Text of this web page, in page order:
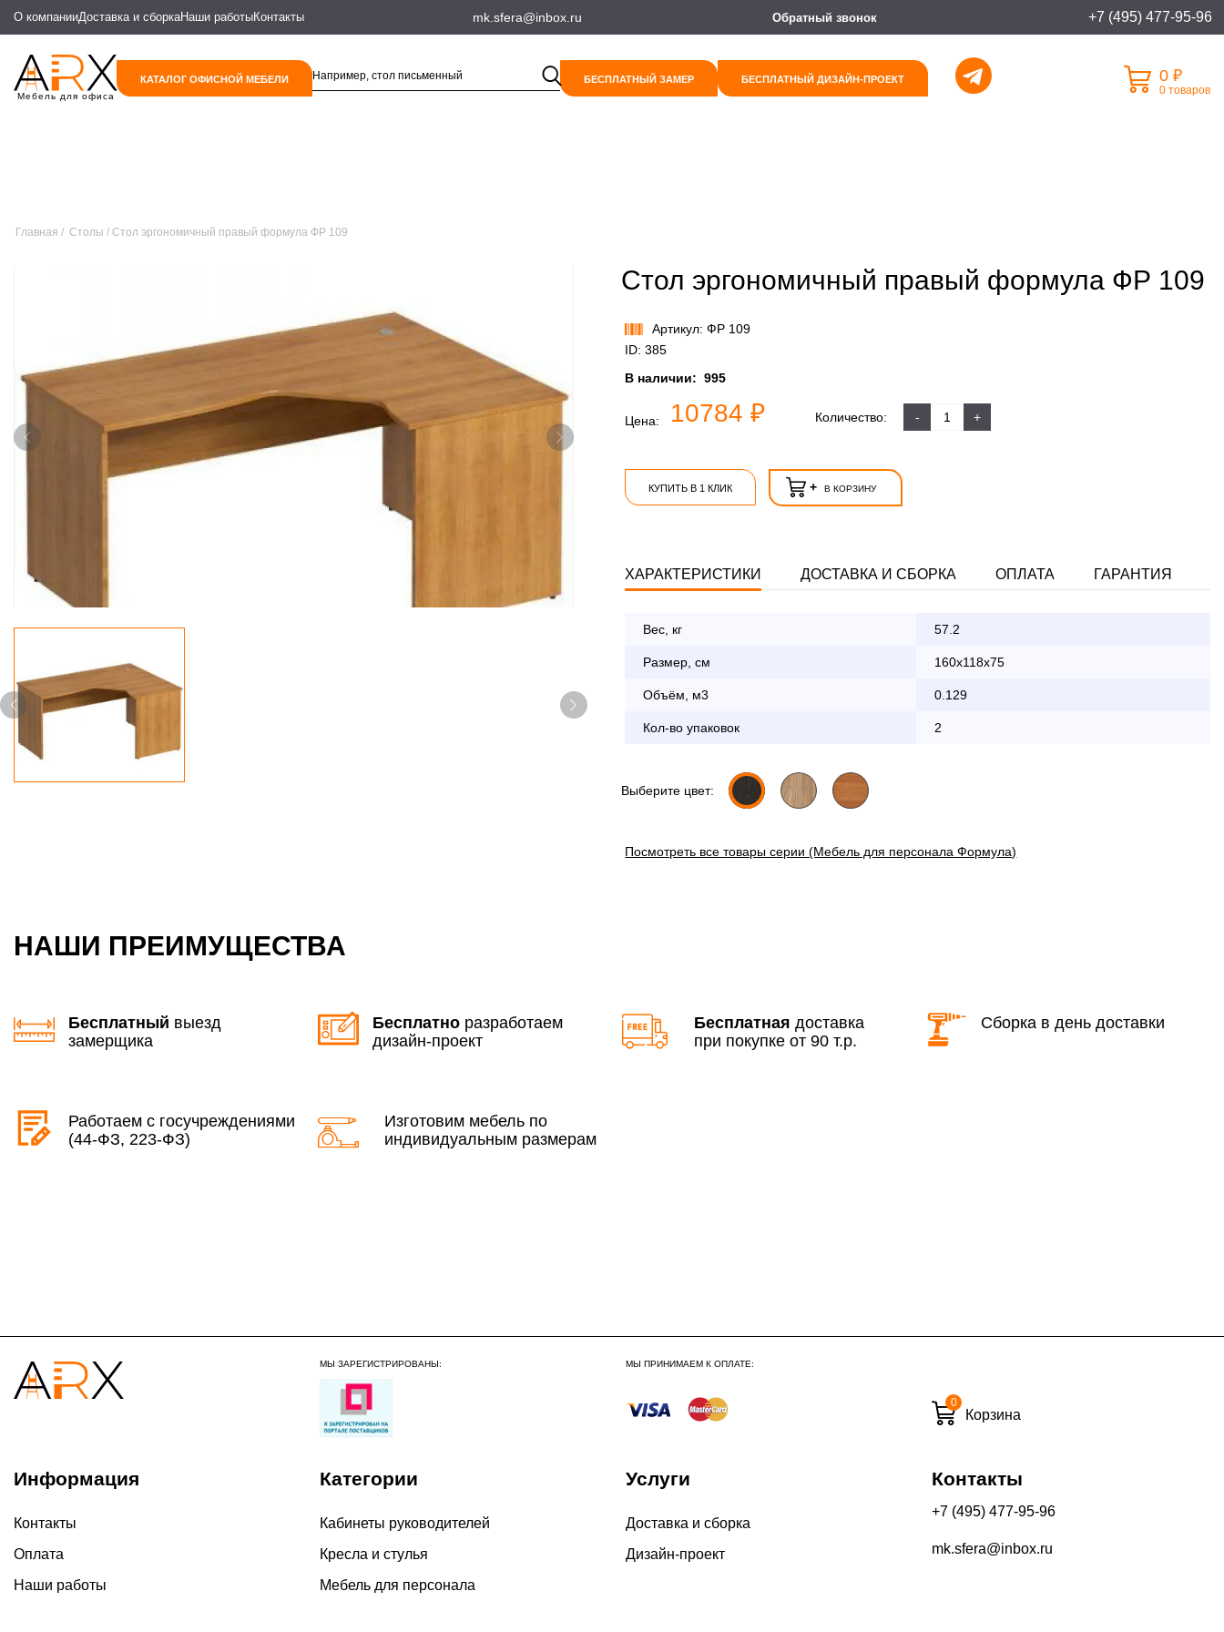
О компанииДоставка и сборкаНаши работыКонтакты mk.sfera@inbox.ru Обратный звонок +7 (495) 477-95-96
Мебель для офиса
КАТАЛОГ ОФИСНОЙ МЕБЕЛИ БЕСПЛАТНЫЙ ЗАМЕР БЕСПЛАТНЫЙ ДИЗАЙН-ПРОЕКТ 0 ₽
0 товаров
Главная Столы Стол эргономичный правый формула ФР 109
Стол эргономичный правый формула ФР 109
Артикул: ФР 109
ID: 385
В наличии: 995
Цена: 10784 ₽ Количество: - +
КУПИТЬ В 1 КЛИК + В КОРЗИНУ
ХАРАКТЕРИСТИКИ ДОСТАВКА И СБОРКА ОПЛАТА ГАРАНТИЯ
Вес, кг 57.2
Размер, см 160x118x75
Объём, м3 0.129
Кол-во упаковок 2
По Москве в пределах МКАД осуществляется в будние дни
Свыше 90 000 руб.
бесплатно
По Москве в пределах МКАД в выходные и вечернее время
Сборка по Московской области при заказе:
По Москве
Оплата заказа банковской картой
Выберите цвет:
Посмотреть все товары серии (Мебель для персонала Формула)
НАШИ ПРЕИМУЩЕСТВА
Бесплатный выезд
замерщика
Бесплатно разработаем
дизайн-проект
Бесплатная доставка
при покупке от 90 т.р.
Сборка в день доставки
Работаем с госучреждениями
(44-ФЗ, 223-ФЗ)
Изготовим мебель по
индивидуальным размерам
МЫ ЗАРЕГИСТРИРОВАНЫ: МЫ ПРИНИМАЕМ К ОПЛАТЕ:
0
Корзина
Информация
Контакты
Оплата
Наши работы
Категории
Кабинеты руководителей
Кресла и стулья
Мебель для персонала
Услуги
Доставка и сборка
Дизайн-проект
Контакты
+7 (495) 477-95-96
mk.sfera@inbox.ru